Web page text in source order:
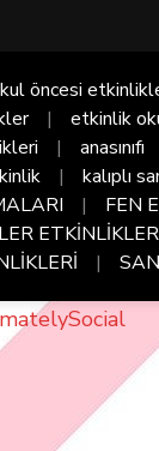
öncesi
etkinlik
anasınıfı
kalıplı
FEN